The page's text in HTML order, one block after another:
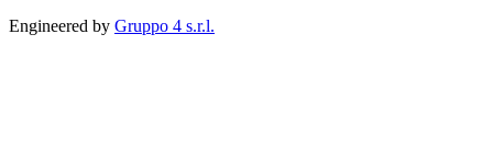
Engineered by Gruppo 4 s.r.l.